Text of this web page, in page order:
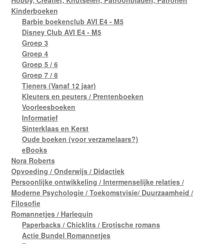
Kinderboeken
Barbie boekenclub AVI E4 - M5
Disney Club AVI E4 - M5
Groep 3
Groep 4
Groep 5 / 6
Groep 7 / 8
Tieners (Vanaf 12 jaar)
Kleuters en peuters / Prentenboeken
Voorleesboeken
Informatief
Sinterklaas en Kerst
Oude boeken (voor verzamelaars?)
eBooks
Nora Roberts
Opvoeding / Onderwijs / Didactiek
Persoonlijke ontwikkeling / Intermenselijke relaties /
Moderne Psychologie / Toekomstvisie/ Duurzaamheid /
Filosofie
Romannetjes / Harlequin
Paperbacks / Chicklits / Erotische romans
Actie Bundel Romannetjes